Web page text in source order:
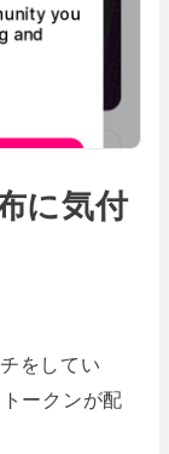
に気付
をしてい
ークンが配